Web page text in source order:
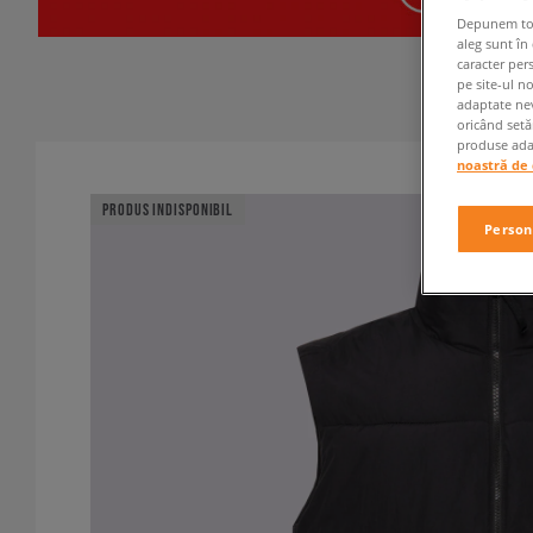
PRODUS INDISPONIBIL
Depunem
aleg sunt în
caracter
pe site-ul
adaptate
oricând
produse
noastră